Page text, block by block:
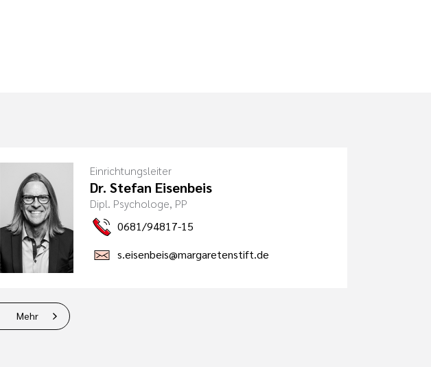
Einrichtungsleiter
Dr. Stefan Eisenbeis
Dipl. Psychologe, PP
0681/94817-15
s.eisenbeis@margaretenstift.de
Mehr